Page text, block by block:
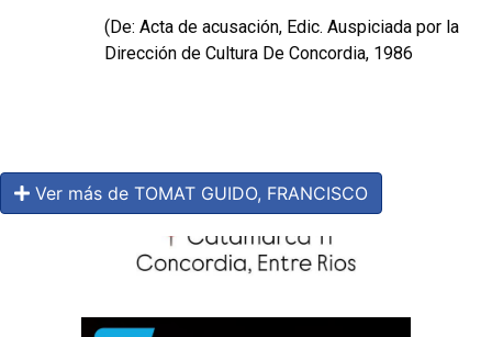
(De: Acta de acusación, Edic. Auspiciada por la
Dirección de Cultura De Concordia, 1986
Ver más de TOMAT GUIDO, FRANCISCO